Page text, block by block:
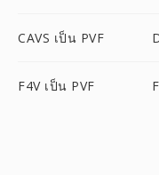
CAVS เป็น PVF
F4V เป็น PVF